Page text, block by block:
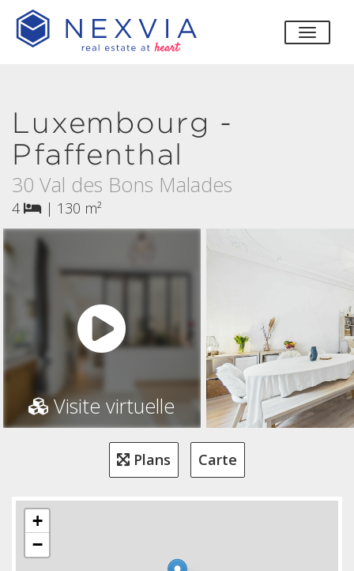
Luxembourg -
Pfaffenthal
30 Val des Bons Malades
4 | 130 m²
Visite virtuelle
Plans Carte
+
−